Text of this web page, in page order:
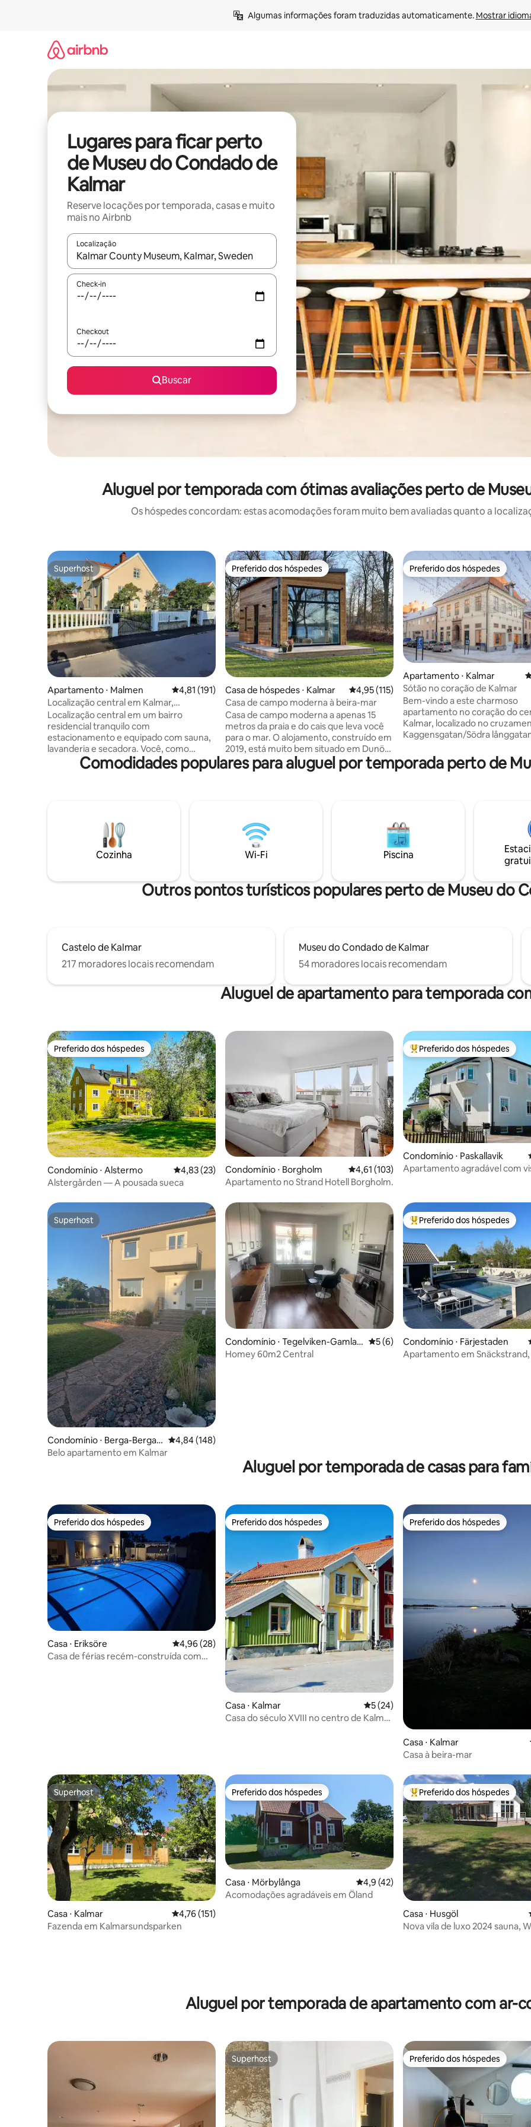
Algumas informações foram traduzidas automaticamente. Mostrar
Lugares para ficar perto
de Museu do Condado de
Kalmar
Reserve locações por temporada, casas e muito
mais no Airbnb
Localização
Quando os resultados estiverem disponíveis, explore-os usando as seta para cima e para baixo do teclado ou tocando
Check-in
Checkout
Buscar
Aluguel por temporada com ótimas avaliações perto de
Os hóspedes concordam: estas acomodações foram muito bem avaliadas quanto a
Superhost
Superhost
Apartamento ⋅ Malmen 4,81 de uma avaliação média de 5, 191 avaliações
4,81 (191)
Localização central em Kalmar,
estacionamento, lavanderia e bicicletas.
Localização central em um bairro
residencial tranquilo com
estacionamento e equipado com sauna,
lavanderia e secadora. Você, como
hóspede, terá sua própria entrada
privativa e acesso ao seu próprio pátio
um sofá-cama em quartos isolados. A
acomodação é espaçosa, com 65 m². No
verão, o espaço é fresco e agradável.
Também fornecemos algumas bicicletas
self check-in é via armário de chaves
Preferido dos hóspedes
Preferido dos hóspedes
Casa de hóspedes ⋅ Kalmar 4,95 de uma avaliação média de 5, 115
4,95 (115)
Casa de campo moderna à beira-mar
Casa de campo moderna a apenas 15
metros da praia e do cais que leva você
para o mar. O alojamento, construído em
2019, está muito bem situado em Dunö
cerca de 10 min (carro) ao sul de Kalmar.
A casa de campo é composta por 25 m ²
apenas 15 metros do oceano e a 10
minutos do centro de Kalmar, você
encontrará esta cabana recém-
construída. Comodidades modernas
Preferido dos hóspedes
Preferido dos hóspedes
Apartamento ⋅ Kalmar
Sótão no coração de Kalmar
Bem-vindo a este charmoso
apartamento no coração do
Kalmar, localizado no
Kaggensgatan/Södra
do século XVII, onde você pode
desfrutar de 100 m² de espaços
um dia cheio de experiências.
Kalmar com estilo e conforto! A
de trem fica a 150 metros de
praia de Kattrumpan fica a
de distância. Reserve sua
Comodidades populares para aluguel por temporada perto de
Cozinha Wi-Fi Piscina
Outros pontos turísticos populares perto de Museu do
Castelo de Kalmar
217 moradores locais recomendam
Museu do Condado de Kalmar
54 moradores locais recomendam
Aluguel de apartamento para temporada
Preferido dos hóspedes
Preferido dos hóspedes
Condomínio ⋅ Alstermo 4,83 de uma avaliação média de 5, 23 avaliações
4,83 (23)
Alstergården — A pousada sueca
Condomínio ⋅ Borgholm 4,61 de uma avaliação média de 5, 103
4,61 (103)
Apartamento no Strand Hotell Borgholm.
Entre os melhores preferidos
Preferido dos hóspedes
Condomínio ⋅ Paskallavik
Apartamento agradável com
Superhost
Superhost
Condomínio ⋅ Berga-Bergavi
k
4,84 de uma avaliação média de 5, 148 avaliações
4,84 (148)
Belo apartamento em Kalmar
Condomínio ⋅ Tegelviken-Gamla S
taden
5 de uma avaliação média de 5, 6
5 (6)
Homey 60m2 Central
Entre os melhores preferidos
Preferido dos hóspedes
Condomínio ⋅ Färjestaden
Apartamento em Snäckstrand,
Aluguel por temporada de casas para
Preferido dos hóspedes
Preferido dos hóspedes
Casa ⋅ Eriksöre 4,96 de uma avaliação média de 5, 28 avaliações
4,96 (28)
Casa de férias recém-construída com
Preferido dos hóspedes
Preferido dos hóspedes
Casa ⋅ Kalmar 5 de uma avaliação média de 5, 24
5 (24)
Casa do século XVIII no centro de Kalmar
Preferido dos hóspedes
Preferido dos hóspedes
Casa ⋅ Kalmar
Casa à beira-mar
Superhost
Superhost
Casa ⋅ Kalmar 4,76 de uma avaliação média de 5, 151 avaliações
4,76 (151)
Fazenda em Kalmarsundsparken
Preferido dos hóspedes
Preferido dos hóspedes
Casa ⋅ Mörbylånga 4,9 de uma avaliação média de 5, 42
4,9 (42)
Acomodações agradáveis em Öland
Entre os melhores preferidos
Preferido dos hóspedes
Casa ⋅ Husgöl
Nova vila de luxo 2024 sauna,
Aluguel por temporada de apartamento com ar-
Superhost
Superhost Preferido dos hóspedes
Preferido dos hóspedes